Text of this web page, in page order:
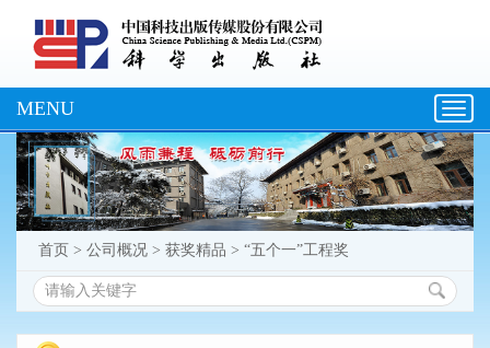
MENU
首页 > 公司概况 > 获奖精品 > “五个一”工程奖